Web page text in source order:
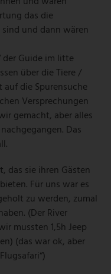
das die
und dann wären
der Guide im litte
über die Tiere /
die Spurensuche
Versprechungen
gemacht, aber alles
Das
das sie ihren Gästen
Für uns war es
zu werden, zumal
(Der River
mussten 1,5h Jeep
(das war ok, aber